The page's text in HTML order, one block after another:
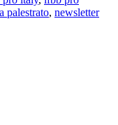
palestrato, newsletter